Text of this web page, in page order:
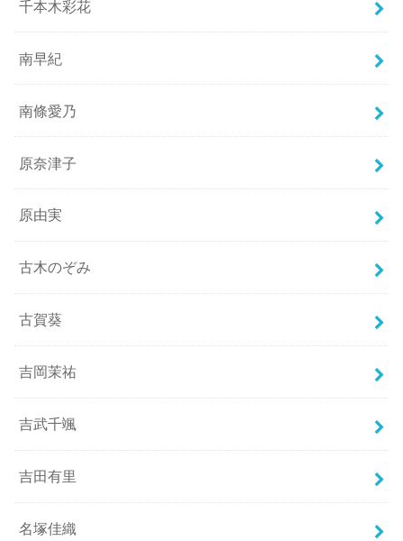
千本木彩花
南早紀
南條愛乃
原奈津子
原由実
古木のぞみ
古賀葵
吉岡茉祐
吉武千颯
吉田有里
名塚佳織